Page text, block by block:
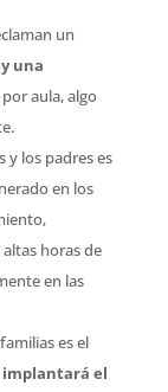
un
una
por aula, algo
y los padres es
en los
horas de
en las
es el
implantará el